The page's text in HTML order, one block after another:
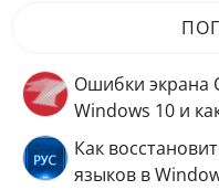
Ошибки экрана
Windows 10 и
Как
языков в